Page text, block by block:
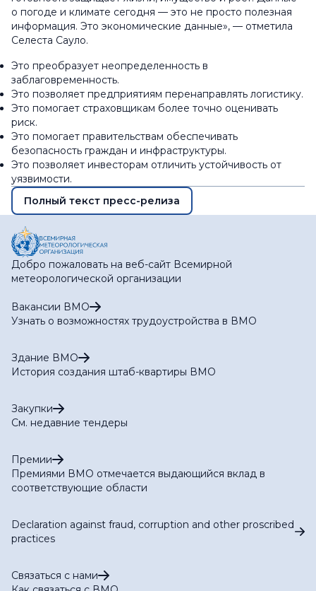
о погоде и климате сегодня — это не просто полезная
информация. Это экономические данные», — отметила
Селеста Сауло.
Это преобразует неопределенность в
заблаговременность.
Это позволяет предприятиям перенаправлять логистику.
Это помогает страховщикам более точно оценивать
риск.
Это помогает правительствам обеспечивать
безопасность граждан и инфраструктуры.
Это позволяет инвесторам отличить устойчивость от
уязвимости.
Полный текст пресс-релиза
Добро пожаловать на веб-сайт Всемирной
метеорологической организации
Вакансии ВМО
Узнать о возможностях трудоустройства в ВМО
Здание ВМО
История создания штаб-квартиры ВМО
Закупки
См. недавние тендеры
Премии
Премиями ВМО отмечается выдающийся вклад в
соответствующие области
Declaration against fraud, corruption and other proscribed
practices
Связаться с нами